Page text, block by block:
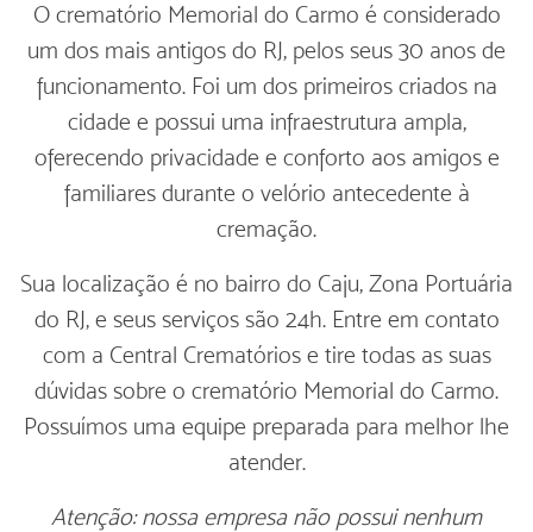
O crematório Memorial do Carmo é considerado
um dos mais antigos do RJ, pelos seus 30 anos de
funcionamento. Foi um dos primeiros criados na
cidade e possui uma infraestrutura ampla,
oferecendo privacidade e conforto aos amigos e
familiares durante o velório antecedente à
cremação.
Sua localização é no bairro do Caju, Zona Portuária
do RJ, e seus serviços são 24h. Entre em contato
com a Central Crematórios e tire todas as suas
dúvidas sobre o crematório Memorial do Carmo.
Possuímos uma equipe preparada para melhor lhe
atender.
Atenção: nossa empresa não possui nenhum